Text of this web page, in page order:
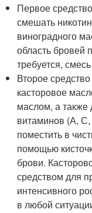
Первое
смешать
виноградного
область бровей
требуется,
Второе
касторовое
маслом, а также
витаминов (А, С,
поместить в
помощью
брови.
средством для
интенсивного
в любой